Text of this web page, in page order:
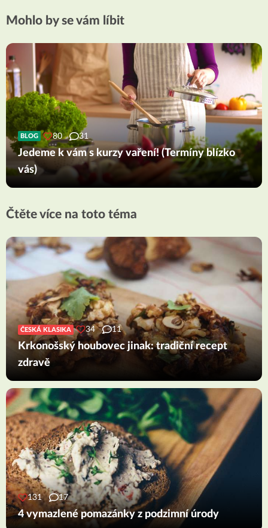
Mohlo by se vám líbit
BLOG 80 31
Jedeme k vám s kurzy vaření! (Termíny blízko
vás)
Čtěte více na toto téma
ČESKÁ KLASIKA 34 11
Krkonošský houbovec jinak: tradiční recept
zdravě
131 17
4 vymazlené pomazánky z podzimní úrody